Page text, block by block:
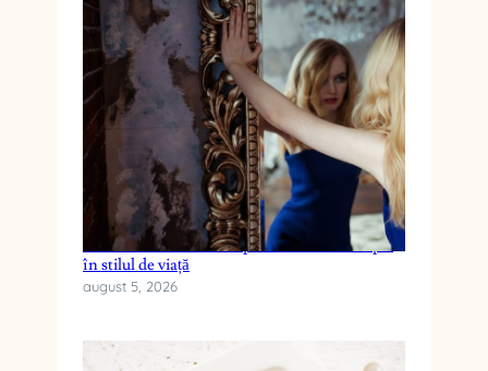
Cum reduci anxietatea prin schimbări simple
în stilul de viață
august 5, 2026